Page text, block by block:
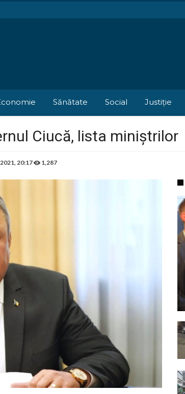
Sănătate Social Justiție
Ciucă, lista miniștrilor
20:17 1,287